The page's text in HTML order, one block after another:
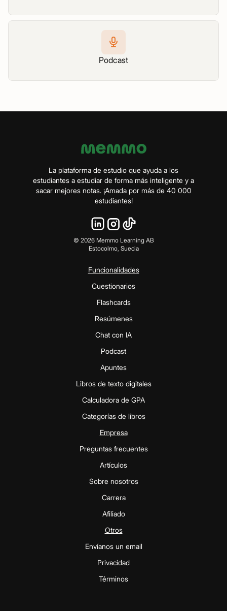
Podcast
La plataforma de estudio que ayuda a los
estudiantes a estudiar de forma más inteligente y a
sacar mejores notas. ¡Amada por más de 40 000
estudiantes!
© 2026Memmo Learning AB
Estocolmo, Suecia
Funcionalidades
Cuestionarios
Flashcards
Resúmenes
Chat con IA
Podcast
Apuntes
Libros de texto digitales
Calculadora de GPA
Categorías de libros
Empresa
Preguntas frecuentes
Artículos
Sobre nosotros
Carrera
Afiliado
Otros
Envíanos un email
Privacidad
Términos